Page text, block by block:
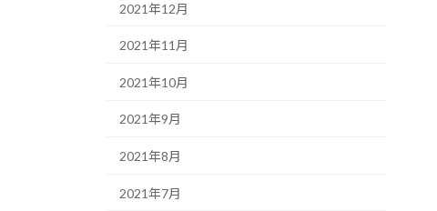
2021年12月
2021年11月
2021年10月
2021年9月
2021年8月
2021年7月